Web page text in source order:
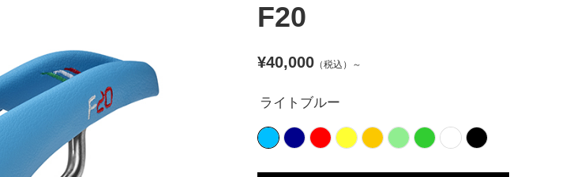
F20
¥40,000 （税込）～
ライトブルー